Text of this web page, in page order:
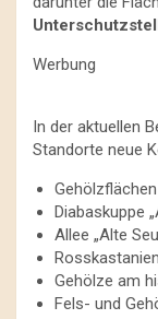
Werbung
In der aktuellen
Standorte neue
Diabaskuppe
Allee „Alte
Gehölze am
Fels- und